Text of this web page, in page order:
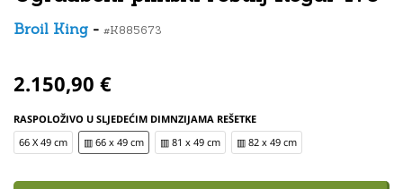
Broil King - #K885673
2.150,90 €
RASPOLOŽIVO U SLJEDEĆIM DIMNZIJAMA REŠETKE
66 X 49 cm
▥ 66 x 49 cm ▥ 81 x 49 cm ▥ 82 x 49 cm